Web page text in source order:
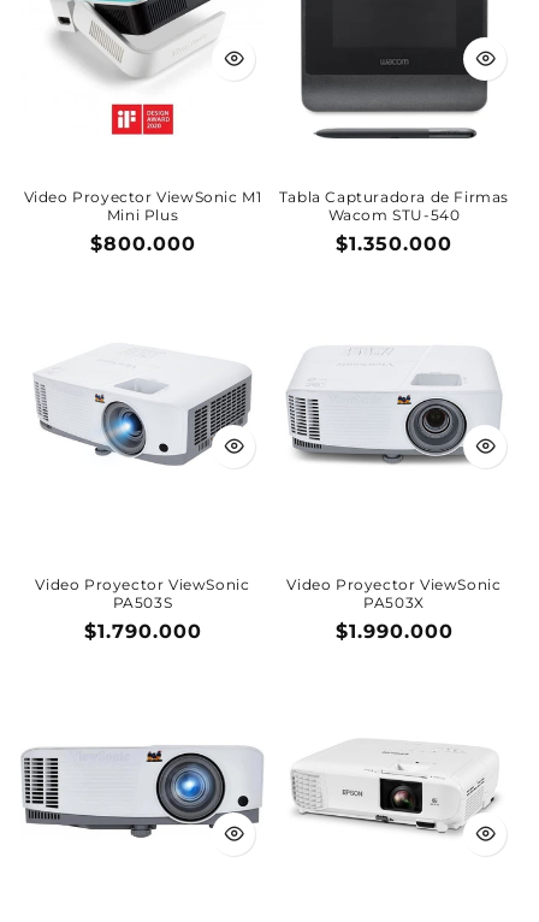
Video Proyector ViewSonic M1
Mini Plus
Precio
$800.000
Tabla Capturadora de Firmas
Wacom STU-540
Precio
$1.350.000
Video Proyector ViewSonic
PA503S
Precio
$1.790.000
Video Proyector ViewSonic
PA503X
Precio
$1.990.000